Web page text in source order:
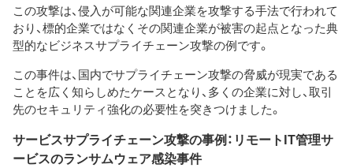
この攻撃は、侵入が可能な関連企業を攻撃する手法で行われて
おり、標的企業ではなくその関連企業が被害の起点となった典
型的なビジネスサプライチェーン攻撃の例です。
この事件は、国内でサプライチェーン攻撃の脅威が現実である
ことを広く知らしめたケースとなり、多くの企業に対し、取引
先のセキュリティ強化の必要性を突きつけました。
サービスサプライチェーン攻撃の事例：リモートIT管理サ
ービスのランサムウェア感染事件